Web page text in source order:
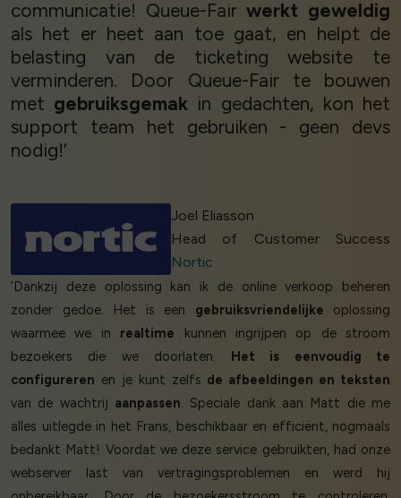
communicatie! Queue-Fairwerkt geweldig
als het er heet aan toe gaat, en helpt de
belasting van de ticketing website te
verminderen. Door Queue-Fair te bouwen
met gebruiksgemak in gedachten, kon het
support team het gebruiken - geen devs
nodig!’
Joel Eliasson
Head of Customer Success
Nortic
‘Dankzij deze oplossing kan ik de online verkoop beheren
zonder gedoe. Het is een gebruiksvriendelijke oplossing
waarmee we in realtime kunnen ingrijpen op de stroom
bezoekers die we doorlaten. Het is eenvoudig te
configureren en je kunt zelfs de afbeeldingen en teksten
van de wachtrij aanpassen. Speciale dank aan Matt die me
alles uitlegde in het Frans, beschikbaar en efficiënt, nogmaals
bedankt Matt! Voordat we deze service gebruikten, had onze
webserver last van vertragingsproblemen en werd hij